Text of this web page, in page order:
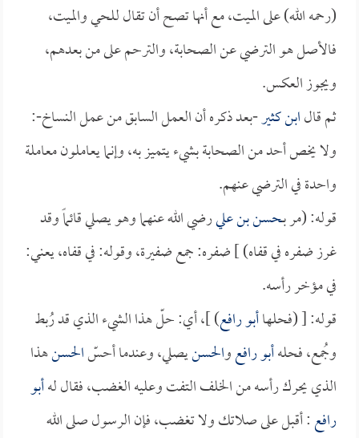
(رحمه الله) على الميت، مع أنها تصح أن تقال للحي والميت،
فالأصل هو الترضي عن الصحابة، والترحم على من بعدهم،
ويجوز العكس.
ثم قالابن كثير-بعد ذكره أن العمل السابق من عمل النساخ-:
ولا يخص أحد من الصحابة بشيء يتميز به، وإنما يعاملون معاملة
واحدة في الترضي عنهم.
قوله: (مر بـحسن بن عليرضي الله عنهما وهو يصلي قائماً وقد
غرز ضفره في قفاه) ] ضفره: جمع ضفيرة، وقوله: في قفاه، يعني:
في مؤخر رأسه.
قوله: [ (فحلهاأبو رافع) ]، أي: حلّ هذا الشيء الذي قد رُبط
وجُمع، فحلهأبو رافعوالحسنيصلي، وعندما أحسّالحسنهذا
الذي يحرك رأسه من الخلف التفت وعليه الغضب، فقال لهأبو
رافع: أقبل على صلاتك ولا تغضب، فإن الرسول صلى الله